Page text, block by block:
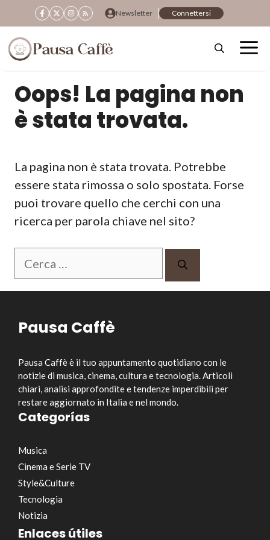
al
contenuto
Newsletter Connettersi
Oops! La pagina non
è stata trovata.
La pagina non è stata trovata. Potrebbe
essere stata rimossa o solo spostata. Forse
puoi trovare quello che cerchi con una
ricerca per parola chiave nel sito?
Ricerca
Pausa Caffè
Pausa Caffè è il tuo appuntamento quotidiano con le
notizie di musica, cinema, cultura e tecnologia. Articoli
chiari, analisi approfondite e tendenze imperdibili per
restare aggiornato in Italia e nel mondo.
Categorías
Musica
Cinema e Serie TV
Style&Culture
Tecnologia
Notizia
Enlaces útiles